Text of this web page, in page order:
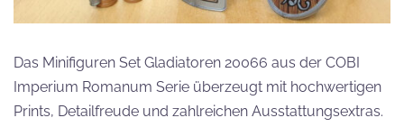
Das Minifiguren Set Gladiatoren 20066 aus der COBI
Imperium Romanum Serie überzeugt mit hochwertigen
Prints, Detailfreude und zahlreichen Ausstattungsextras.